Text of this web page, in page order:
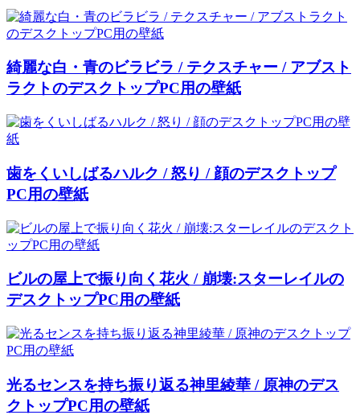
綺麗な白・青のビラビラ / テクスチャー / アブスト
ラクトのデスクトップPC用の壁紙
歯をくいしばるハルク / 怒り / 顔のデスクトップ
PC用の壁紙
ビルの屋上で振り向く花火 / 崩壊:スターレイルの
デスクトップPC用の壁紙
光るセンスを持ち振り返る神里綾華 / 原神のデス
クトップPC用の壁紙